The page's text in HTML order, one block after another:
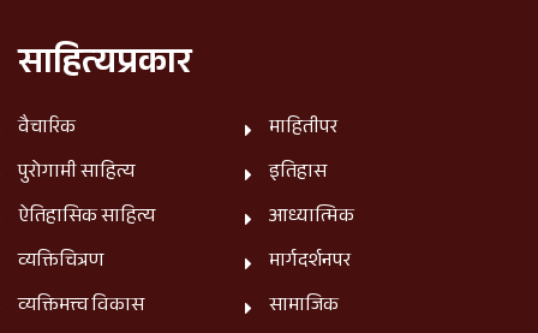
साहित्यप्रकार
वैचारिक
पुरोगामी साहित्य
ऐतिहासिक साहित्य
व्यक्तिचित्रण
व्यक्तिमत्त्व विकास
माहितीपर
इतिहास
आध्यात्मिक
मार्गदर्शनपर
सामाजिक